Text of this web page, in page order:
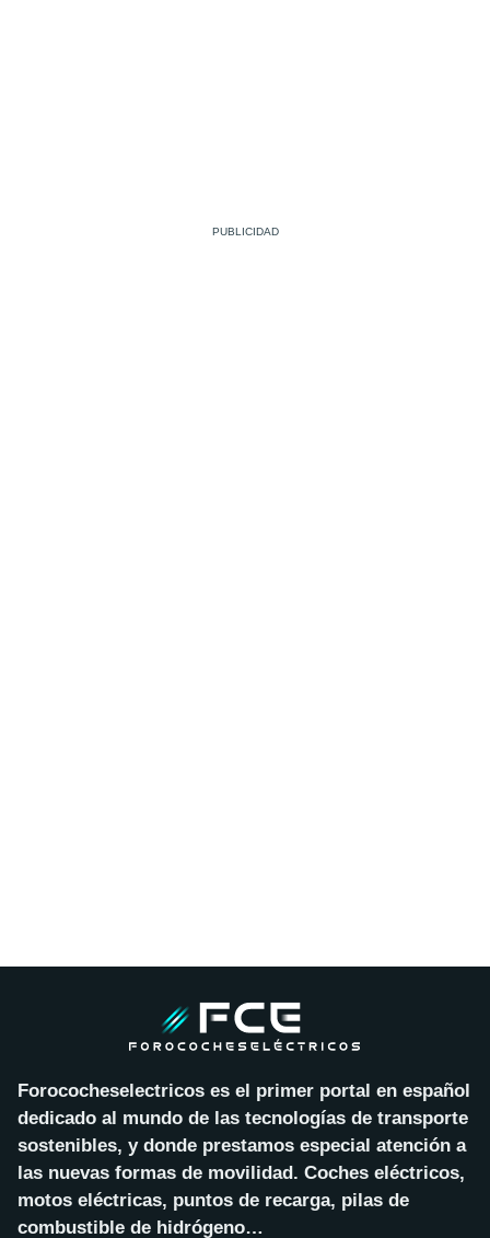
Forococheselectricos es el primer portal en español
dedicado al mundo de las tecnologías de transporte
sostenibles, y donde prestamos especial atención a
las nuevas formas de movilidad. Coches eléctricos,
motos eléctricas, puntos de recarga, pilas de
combustible de hidrógeno…